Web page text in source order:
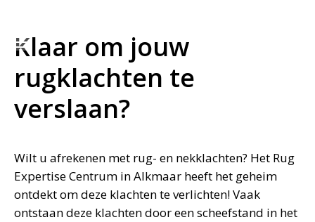
Klaar om jouw
rugklachten te
verslaan?
Wilt u afrekenen met rug- en nekklachten? Het Rug
Expertise Centrum in Alkmaar heeft het geheim
ontdekt om deze klachten te verlichten! Vaak
ontstaan deze klachten door een scheefstand in het